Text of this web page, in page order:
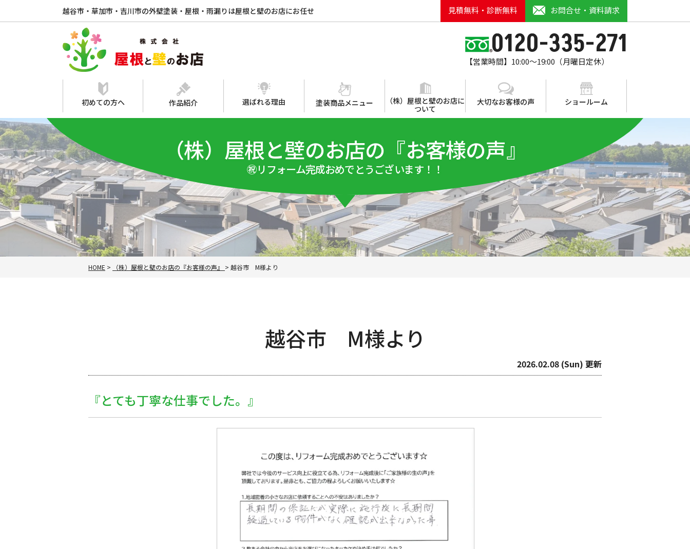
越谷市・草加市・吉川市の外壁塗装・屋根・雨漏りは屋根と壁のお店にお任せ 見積無料・診断無料 お問合せ・資料請求
0120-335-271
【営業時間】10:00～19:00（月曜日定休）
初めての方へ 作品紹介 選ばれる理由 塗装商品メニュー
（株）屋根と壁のお店に
ついて
大切なお客様の声 ショールーム
（株）屋根と壁のお店の『お客様の声』
㊗リフォーム完成おめでとうございます！！
HOME > （株）屋根と壁のお店の『お客様の声』 > 越谷市 M様より
越谷市 M様より
2026.02.08 (Sun) 更新
『とても丁寧な仕事でした。』